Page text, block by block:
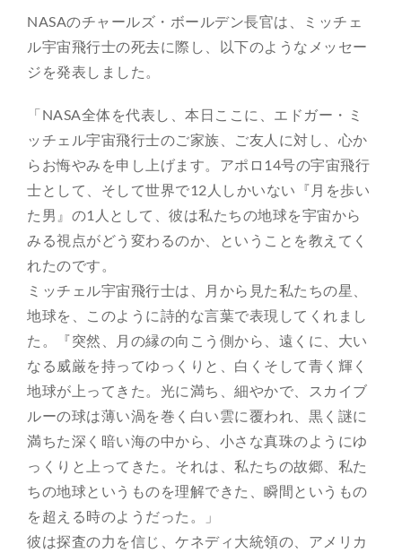
NASAのチャールズ・ボールデン長官は、ミッチェ
ル宇宙飛行士の死去に際し、以下のようなメッセー
ジを発表しました。
「NASA全体を代表し、本日ここに、エドガー・ミ
ッチェル宇宙飛行士のご家族、ご友人に対し、心か
らお悔やみを申し上げます。アポロ14号の宇宙飛行
士として、そして世界で12人しかいない『月を歩い
た男』の1人として、彼は私たちの地球を宇宙から
みる視点がどう変わるのか、ということを教えてく
れたのです。
ミッチェル宇宙飛行士は、月から見た私たちの星、
地球を、このように詩的な言葉で表現してくれまし
た。『突然、月の縁の向こう側から、遠くに、大い
なる威厳を持ってゆっくりと、白くそして青く輝く
地球が上ってきた。光に満ち、細やかで、スカイブ
ルーの球は薄い渦を巻く白い雲に覆われ、黒く謎に
満ちた深く暗い海の中から、小さな真珠のようにゆ
っくりと上ってきた。それは、私たちの故郷、私た
ちの地球というものを理解できた、瞬間というもの
を超える時のようだった。」
彼は探査の力を信じ、ケネディ大統領の、アメリカ